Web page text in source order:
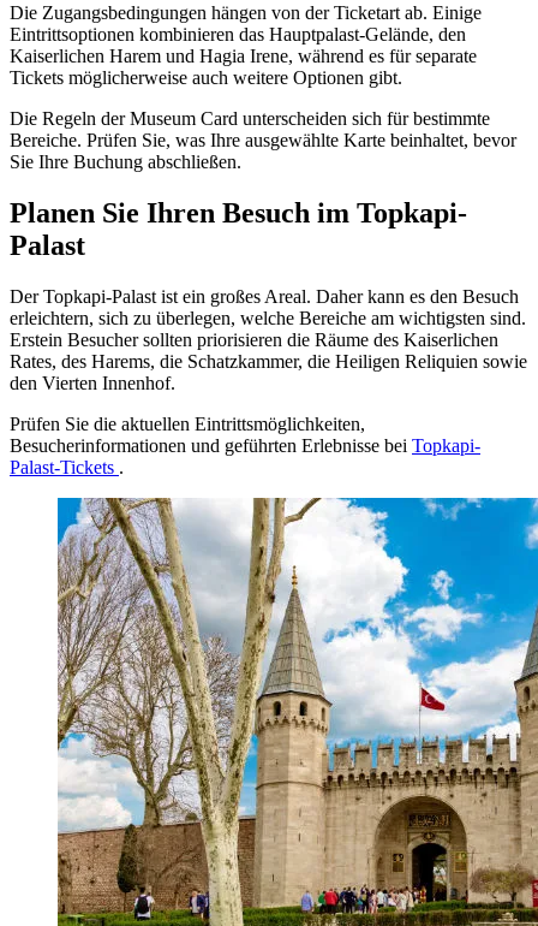
Die Zugangsbedingungen hängen von der Ticketart ab. Einige
Eintrittsoptionen kombinieren das Hauptpalast-Gelände, den
Kaiserlichen Harem und Hagia Irene, während es für separate
Tickets möglicherweise auch weitere Optionen gibt.
Die Regeln der Museum Card unterscheiden sich für bestimmte
Bereiche. Prüfen Sie, was Ihre ausgewählte Karte beinhaltet, bevor
Sie Ihre Buchung abschließen.
Planen Sie Ihren Besuch im Topkapi-
Palast
Der Topkapi-Palast ist ein großes Areal. Daher kann es den Besuch
erleichtern, sich zu überlegen, welche Bereiche am wichtigsten sind.
Erstein Besucher sollten priorisieren die Räume des Kaiserlichen
Rates, des Harems, die Schatzkammer, die Heiligen Reliquien sowie
den Vierten Innenhof.
Prüfen Sie die aktuellen Eintrittsmöglichkeiten,
Besucherinformationen und geführten Erlebnisse bei Topkapi-
Palast-Tickets .